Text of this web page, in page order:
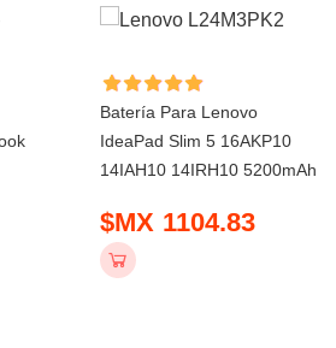
Batería Para Lenovo
IdeaPad Slim 5 16AKP10
14IAH10 14IRH10 5200mAh
$MX 1104.83